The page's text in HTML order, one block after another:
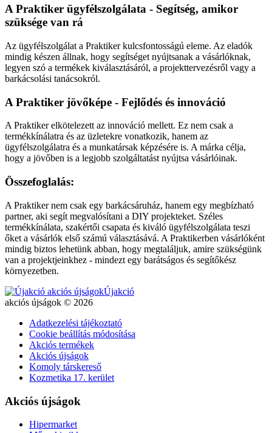
A Praktiker ügyfélszolgálata - Segítség, amikor
szüksége van rá
Az ügyfélszolgálat a Praktiker kulcsfontosságú eleme. Az eladók
mindig készen állnak, hogy segítséget nyújtsanak a vásárlóknak,
legyen szó a termékek kiválasztásáról, a projekttervezésről vagy a
barkácsolási tanácsokról.
A Praktiker jövőképe - Fejlődés és innováció
A Praktiker elkötelezett az innováció mellett. Ez nem csak a
termékkínálatra és az üzletekre vonatkozik, hanem az
ügyfélszolgálatra és a munkatársak képzésére is. A márka célja,
hogy a jövőben is a legjobb szolgáltatást nyújtsa vásárlóinak.
Összefoglalás:
A Praktiker nem csak egy barkácsáruház, hanem egy megbízható
partner, aki segít megvalósítani a DIY projekteket. Széles
termékkínálata, szakértői csapata és kiváló ügyfélszolgálata teszi
őket a vásárlók első számú választásává. A Praktikerben vásárlóként
mindig biztos lehetünk abban, hogy megtaláljuk, amire szükségünk
van a projektjeinkhez - mindezt egy barátságos és segítőkész
környezetben.
Újakció
akciós újságok © 2026
Adatkezelési tájékoztató
Cookie beállítás módosítása
Akciós termékek
Akciós újságok
Komoly társkereső
Kozmetika 17. kerület
Akciós újságok
Hipermarket